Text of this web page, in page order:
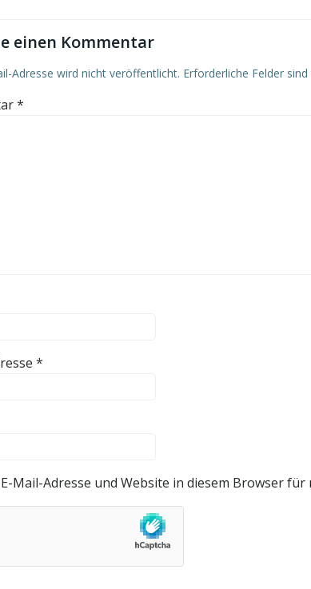
einen Kommentar
Adresse wird nicht veröffentlicht. Erforderliche Felder
*
*
Mail-Adresse und Website in diesem Browser